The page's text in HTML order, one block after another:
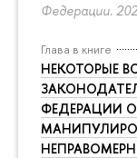
Федерации.
Глава в книге
НЕКОТОРЫЕ
ФЕДЕРАЦИИ